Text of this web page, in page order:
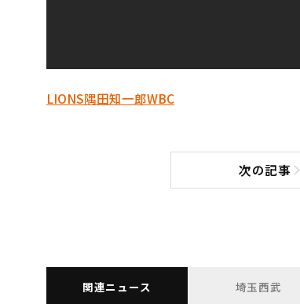
LIONS隅田知一郎WBC
次の記事
次の
関連ニュース 埼玉西武